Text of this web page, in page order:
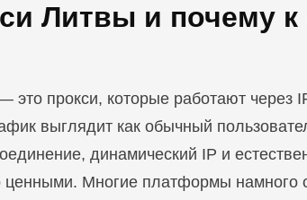
Литвы и почему к
это прокси, которые работают через
выглядит как обычный
динамический IP и
Многие платформы намного